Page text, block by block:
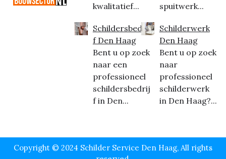
kwalitatief...
Schildersbedrij
f Den Haag
Bent u op zoek
naar een
professioneel
schildersbedrij
f in Den...
spuitwerk...
Schilderwerk
Den Haag
Bent u op zoek
naar
professioneel
schilderwerk
in Den Haag?...
Copyright © 2024 Schilder Service Den Haag, All rights